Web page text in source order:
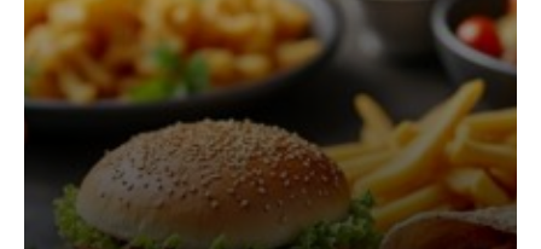
27 janvier 2026